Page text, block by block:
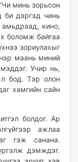
минь зорьсон
би дэргэд чинь
кино,
боломж байгаа
зориулахыг
маань миний
Учир нь,
бод. Тэр олон
хамгийн сайн
болдог. Ар
ажлаа
гэж санана.
дэмждэг.